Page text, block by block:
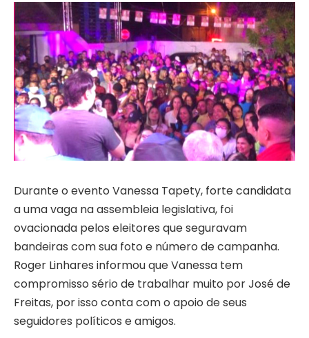
Durante o evento Vanessa Tapety, forte candidata
a uma vaga na assembleia legislativa, foi
ovacionada pelos eleitores que seguravam
bandeiras com sua foto e número de campanha.
Roger Linhares informou que Vanessa tem
compromisso sério de trabalhar muito por José de
Freitas, por isso conta com o apoio de seus
seguidores políticos e amigos.